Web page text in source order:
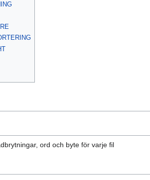
ord och byte för varje fil